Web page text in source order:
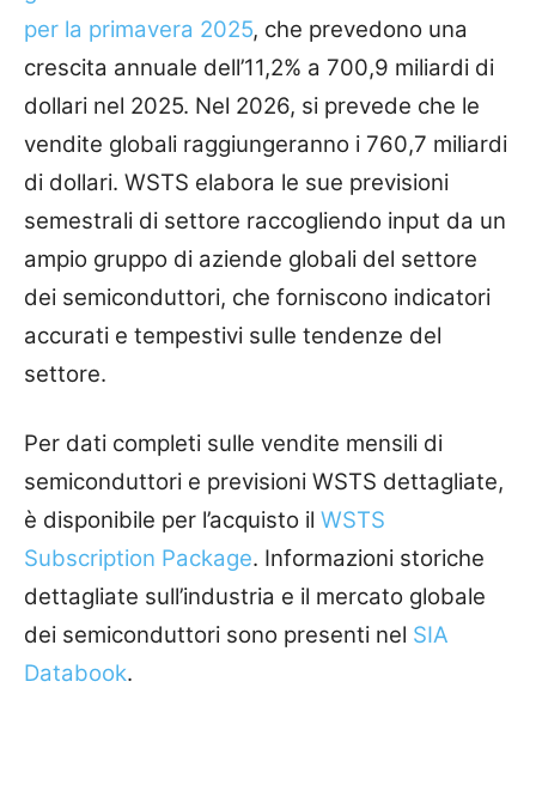
per la primavera 2025, che prevedono una
crescita annuale dell’11,2% a 700,9 miliardi di
dollari nel 2025. Nel 2026, si prevede che le
vendite globali raggiungeranno i 760,7 miliardi
di dollari. WSTS elabora le sue previsioni
semestrali di settore raccogliendo input da un
ampio gruppo di aziende globali del settore
dei semiconduttori, che forniscono indicatori
accurati e tempestivi sulle tendenze del
settore.
Per dati completi sulle vendite mensili di
semiconduttori e previsioni WSTS dettagliate,
è disponibile per l’acquisto il WSTS
Subscription Package. Informazioni storiche
dettagliate sull’industria e il mercato globale
dei semiconduttori sono presenti nel SIA
Databook.